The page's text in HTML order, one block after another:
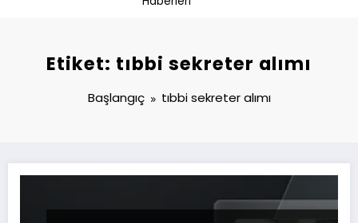
Etiket: tıbbi sekreter alımı
Başlangıç tıbbi sekreter alımı